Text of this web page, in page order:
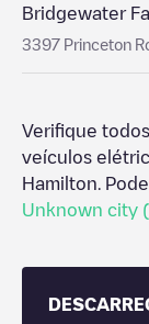
Bridgewater
3397 Princeton
Verifique
veículos
Hamilton .
Unknown city